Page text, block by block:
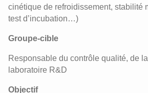
cinétique de refroidissement, stabilité
test d’incubation…)
Groupe-cible
Responsable du contrôle qualité, de
laboratoire R&D
Objectif